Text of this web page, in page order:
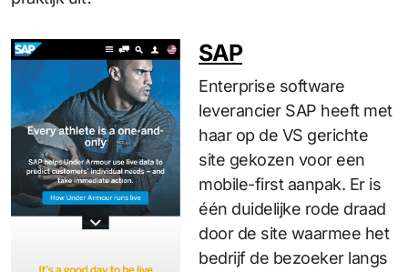
SAP
Enterprise software
leverancier SAP heeft met
haar op de VS gerichte
site gekozen voor een
mobile-first aanpak. Er is
één duidelijke rode draad
door de site waarmee het
bedrijf de bezoeker langs